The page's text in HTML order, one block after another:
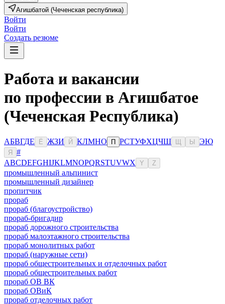
Агишбатой (Чеченская республика)
Войти
Войти
Создать резюме
Работа и вакансии
по профессии в Агишбатое
(Чеченская Республика)
АБВГДЕ Ё ЖЗИ Й КЛМНО П РСТУФХЦЧШ Ы ЭЮ
Я
#
ABCDEFGHIJKLMNOPQRSTUVWX Y Z
промышленный альпинист
промышленный дизайнер
пропитчик
прораб
прораб (благоустройство)
прораб-бригадир
прораб дорожного строительства
прораб малоэтажного строительства
прораб монолитных работ
прораб (наружные сети)
прораб общестроительных и отделочных работ
прораб общестроительных работ
прораб ОВ ВК
прораб ОВиК
прораб отделочных работ